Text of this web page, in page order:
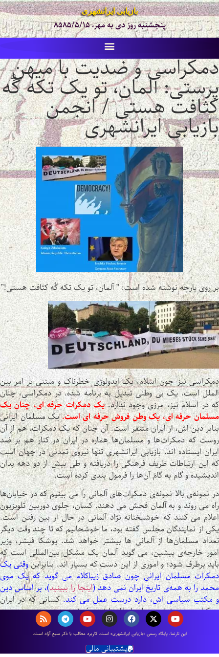
بازیابی ایرانشهری
پنجشنبه روز دی به مهر، ۸۵۸۵/۵/۱۵
دمکراسی و ضدیت با میهن
پرستی: آلمان، تو یک تکه گُه
کثافت هستی / انجمن
بازیابی ایرانشهری
بر روی پارچه نوشته شده است: ” آلمان، تو یک تکه گُه کثافت هستی!”
دمکراسی نیز چون اسلام، یک ایدولوژی خطرناک و مبتنی بر امر بین
الملل است. یک بی وطنی تبدیل به برنامه شده. در دمکراسی، چنان
که در اسلام نیز، مرزی وجود ندارد.یک دمکرات حرفه ای، چنان یک
مسلمان حرفه ای، یک وطن فروش حرفه ای است.یک مسلمان ایرانی
بنابر دین اش، از ایران متنفر است. آن چنان که یک دمکرات. هم از آن
روست که دمکرات‌ها و مسلمان‌ها هماره در ایران در کنار هم بر ضد
ایران ایستاده اند. بازیابی ایرانشهری تنها نیروی تمدنی در جهان است
که این ارتباطات ظریف فرهنگی را دریافته و طی بیش از دو دهه بدان
اندیشیده و گام به گام آن‌ها را فرمول بندی کرده است.
در نمونه‌ی بالا نمونه‌ی دمکرات‌های آلمانی را می بینیم که در خیابان‌ها
راه می روند و به آلمان فحش می دهند. کسان، جلوی دوربین تلویزیون
اعلام می کنند که خوشبختانه نژاد آلمانی در حال از بین رفتن است.
یکی از نمایندگان مجلس گفته بود، ما خوشحالیم که تا چند وقت دیگر
تعداد مسلمان‌ها از آلمانی ها بیشتر خواهد شد. یوشکا فیشر، وزیر
امور خارجه‌ی پیشین، می گوید آلمان یک مشکل بین‌المللی است که
باید برطرف شود؛ و اموری از این دست که بسیار اند. بنابراینوقتی یک
دمکرات مسلمان ایرانی چون صادق زیباکلام می گوید که یک موی
محمد را به همه‌ی تاریخ ایران نمی دهد (اینجا را ببینید)، بر اساس دین
و مکتب سیاسی اش، دارد درست عمل می کند.کسانی که در ایران
دمکراسی می خواهند، باید اسلام را نیز بپذیرند.
چهارشنبه روز فروردین، ۱۹ خرداد ماه سال ۸۵۷۵ زرتشتی، نویسنده:
کیخسرو آرش گرگین
اين تارنما، پایگاه رسمی «بازیابی ایرانشهری» است. كاربرد مطالب با ذكر منبع آزاد است.
پشتیبانی مالی